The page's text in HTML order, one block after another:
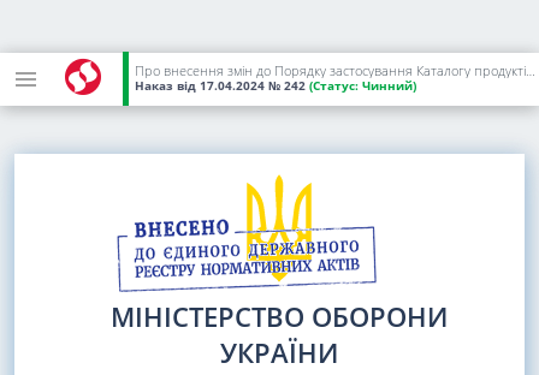
Про внесення змін до Порядку застосування Каталогу продуктів харчування
Наказ від 17.04.2024 № 242 (Статус: Чинний)
МІНІСТЕРСТВО ОБОРОНИ
УКРАЇНИ